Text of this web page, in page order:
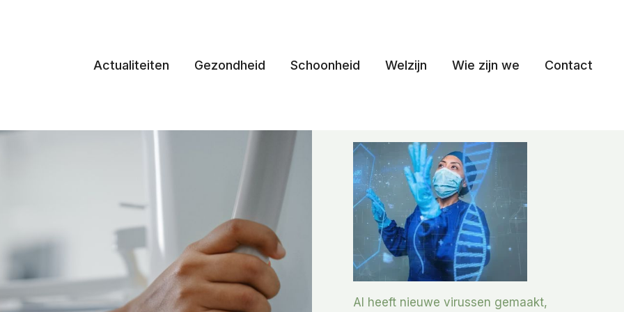
Actualiteiten Gezondheid Schoonheid Welzijn Wie zijn we Contact
AI heeft nieuwe virussen gemaakt,